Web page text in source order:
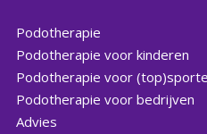
Podotherapie
Podotherapie voor kinderen
Podotherapie voor
Podotherapie voor bedrijven
Advies